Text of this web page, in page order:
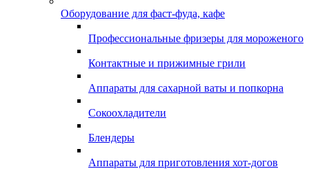
Оборудование для фаст-фуда, кафе
Профессиональные фризеры для мороженого
Контактные и прижимные грили
Аппараты для сахарной ваты и попкорна
Сокоохладители
Блендеры
Аппараты для приготовления хот-догов